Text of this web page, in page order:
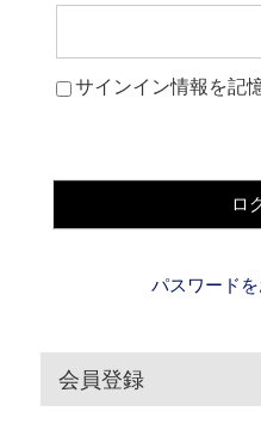
サインイン情報を記
ロ
パスワード
会員登録